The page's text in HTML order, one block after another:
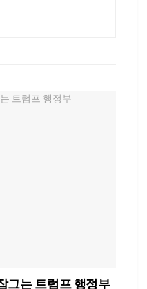
그는 트럼프 행정부